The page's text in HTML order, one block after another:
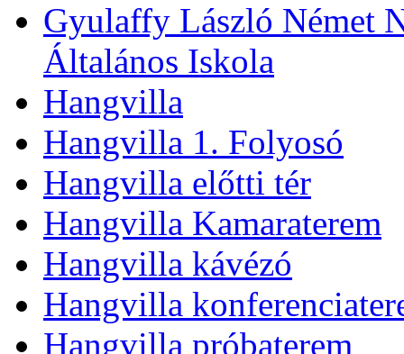
Gyulaffy László Német
Általános Iskola
Hangvilla
Hangvilla 1. Folyosó
Hangvilla előtti tér
Hangvilla Kamaraterem
Hangvilla kávézó
Hangvilla
Hangvilla próbaterem